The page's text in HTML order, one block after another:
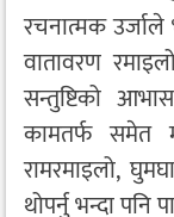
रचनात्मक
वातावरण
सन्तुष्टिको
कामतर्फ समेत
रामरमाइलो,
थोपर्नु भन्दा